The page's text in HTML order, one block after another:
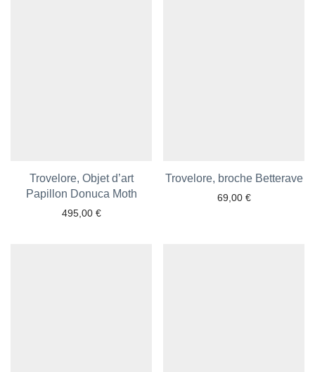
Trovelore, Objet d’art
Papillon Donuca Moth
495,00 €
Ajouter aux favoris
Trovelore, broche Betterave
69,00 €
Ajouter aux favoris